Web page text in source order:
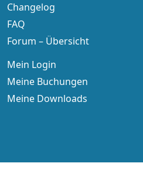
Changelog
FAQ
Forum – Übersicht
Mein Login
Meine Buchungen
Meine Downloads